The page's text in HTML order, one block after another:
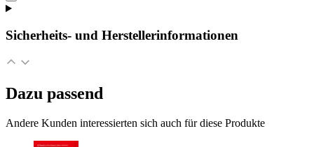
Sicherheits- und Herstellerinformationen
Dazu passend
Andere Kunden interessierten sich auch für diese Produkte